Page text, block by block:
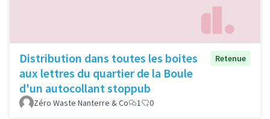
Distribution dans toutes les boites
aux lettres du quartier de la Boule
d'un autocollant stoppub
Retenue
Zéro Waste Nanterre & Co 1 0